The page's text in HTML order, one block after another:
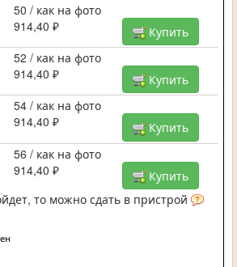
50 / как на фото
914,40 ₽
Купить
52 / как на фото
914,40 ₽
Купить
54 / как на фото
914,40 ₽
Купить
56 / как на фото
914,40 ₽
Купить
то можно сдать в пристрой